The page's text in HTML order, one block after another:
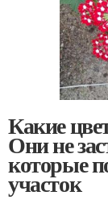
Какие
Они не
которые
участок